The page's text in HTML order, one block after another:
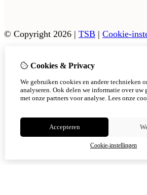
© Copyright 2026 | TSB | Cookie-
Cookies & Privacy
We gebruiken cookies en andere technieken
analyseren. Ook delen we informatie over uw
met onze partners voor analyse. Lees onze
Accepteren
Cookie-instellingen
Vanaf 17 augustus zijn onze
Scherpenisse weer geopend.
In Sint Philipsland kan er op afsppraak